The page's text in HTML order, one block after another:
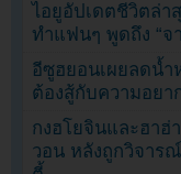
ไอยูอัปเดตชีวิตล่า
ทำแฟนๆ พูดถึง “จ
อีซูฮยอนเผยลดน้ำ
ต้องสู้กับความอยา
กงฮโยจินและฮาฮ่
วอน หลังถูกวิจารณ์